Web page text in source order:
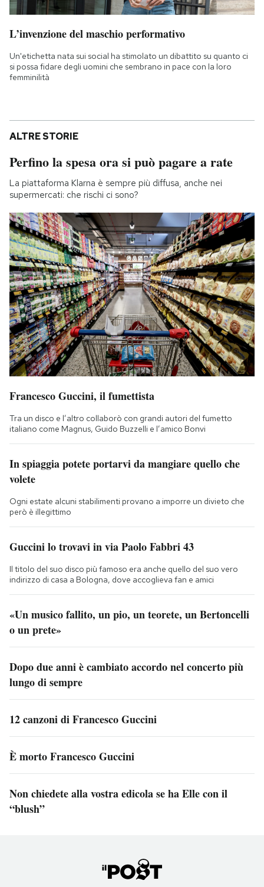
L’invenzione del maschio performativo
Un'etichetta nata sui social ha stimolato un dibattito su quanto ci
si possa fidare degli uomini che sembrano in pace con la loro
femminilità
ALTRE STORIE
Perfino la spesa ora si può pagare a rate
La piattaforma Klarna è sempre più diffusa, anche nei
supermercati: che rischi ci sono?
Francesco Guccini, il fumettista
Tra un disco e l’altro collaborò con grandi autori del fumetto
italiano come Magnus, Guido Buzzelli e l’amico Bonvi
In spiaggia potete portarvi da mangiare quello che
volete
Ogni estate alcuni stabilimenti provano a imporre un divieto che
però è illegittimo
Guccini lo trovavi in via Paolo Fabbri 43
Il titolo del suo disco più famoso era anche quello del suo vero
indirizzo di casa a Bologna, dove accoglieva fan e amici
«Un musico fallito, un pio, un teorete, un Bertoncelli
o un prete»
Dopo due anni è cambiato accordo nel concerto più
lungo di sempre
12 canzoni di Francesco Guccini
È morto Francesco Guccini
Non chiedete alla vostra edicola se ha Elle con il
“blush”